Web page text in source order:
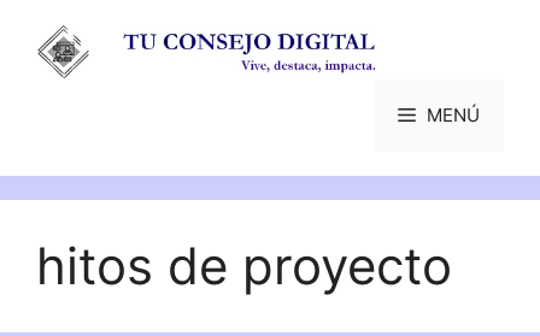
contenido
MENÚ
hitos de proyecto